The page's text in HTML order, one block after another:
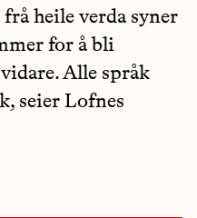
heile verda syner
for å bli
Alle språk
seier Lofnes